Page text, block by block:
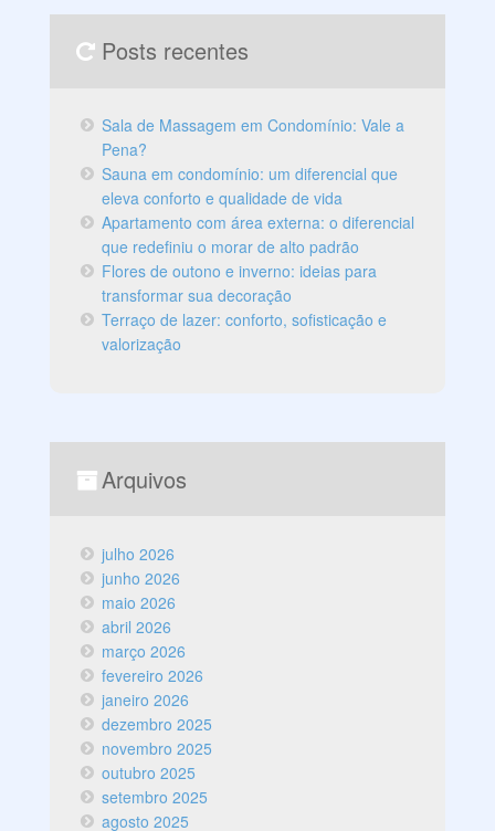
Posts recentes
Sala de Massagem em Condomínio: Vale a
Pena?
Sauna em condomínio: um diferencial que
eleva conforto e qualidade de vida
Apartamento com área externa: o diferencial
que redefiniu o morar de alto padrão
Flores de outono e inverno: ideias para
transformar sua decoração
Terraço de lazer: conforto, sofisticação e
valorização
Arquivos
julho 2026
junho 2026
maio 2026
abril 2026
março 2026
fevereiro 2026
janeiro 2026
dezembro 2025
novembro 2025
outubro 2025
setembro 2025
agosto 2025